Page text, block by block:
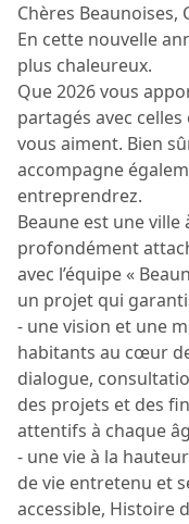
Chères Beaunoises,
En cette nouvelle
plus chaleureux.
Que 2026 vous
partagés avec
vous aiment. Bien
accompagne
entreprendrez.
Beaune est une
profondément
avec l’équipe «
un projet qui
- une vision et une
habitants au cœur
dialogue,
des projets et des
attentifs à chaque
- une vie à la
de vie entretenu et
accessible, Histoire